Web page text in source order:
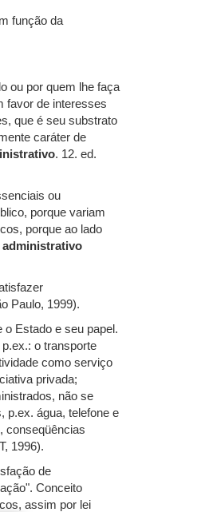
função da
ou por quem lhe faça
favor de interesses
que é seu substrato
caráter de
. 12. ed.
ou
porque variam
porque ao lado
administrativo
Paulo, 1999).
o Estado e seu papel.
o transporte
como serviço
privada;
não se
p.ex. água, telefone e
conseqüências
1996).
de
Conceito
assim por lei